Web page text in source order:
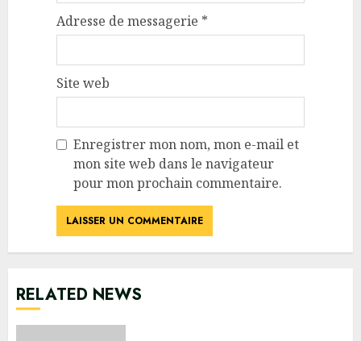
Adresse de messagerie *
Site web
Enregistrer mon nom, mon e-mail et
mon site web dans le navigateur
pour mon prochain commentaire.
RELATED NEWS